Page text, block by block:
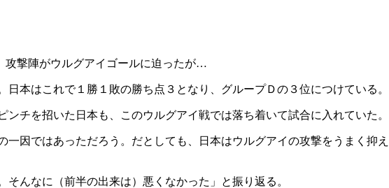
攻撃陣がウルグアイゴールに迫ったが…
本はこれで１勝１敗の勝ち点３となり、グループＤの３位につけている。
チを招いた日本も、このウルグアイ戦では落ち着いて試合に入れていた。
因ではあっただろう。だとしても、日本はウルグアイの攻撃をうまく抑え
んなに（前半の出来は）悪くなかった」と振り返る。